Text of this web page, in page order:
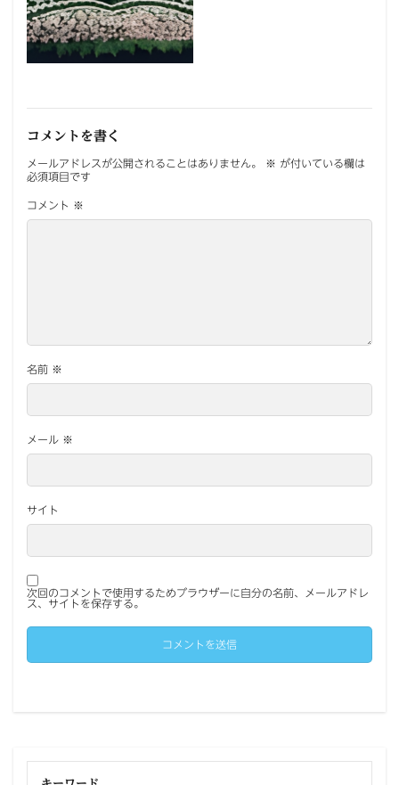
コメントを書く
メールアドレスが公開されることはありません。 ※ が付いている欄は
必須項目です
コメント ※
名前 ※
メール ※
サイト
次回のコメントで使用するためブラウザーに自分の名前、メールアドレ
ス、サイトを保存する。